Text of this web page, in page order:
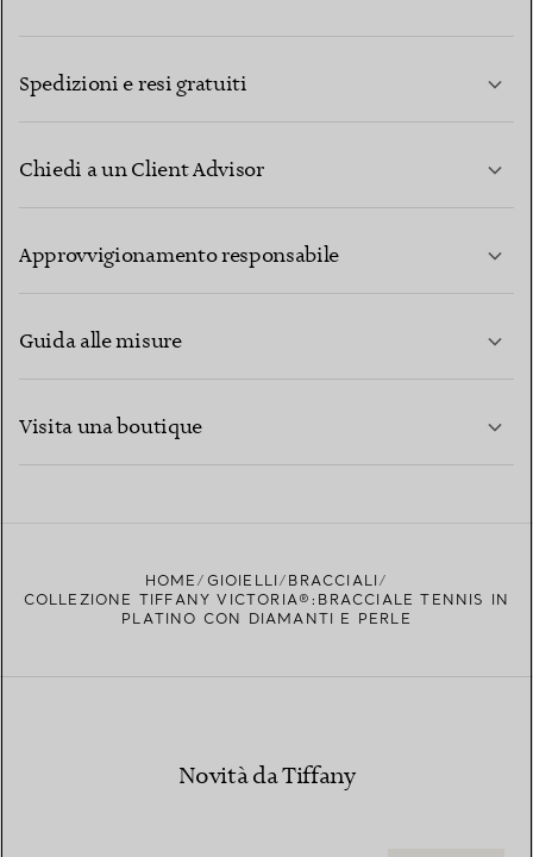
Spedizioni e resi gratuiti
Chiedi a un Client Advisor
Approvvigionamento responsabile
Guida alle misure
Visita una boutique
HOME GIOIELLI
BRACCIALI
COLLEZIONE TIFFANY VICTORIA®:BRACCIALE TENNIS IN
PLATINO CON DIAMANTI E PERLE
Novità da Tiffany